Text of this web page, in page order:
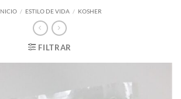
/ ESTILO DE VIDA / KOSHER
FILTRAR